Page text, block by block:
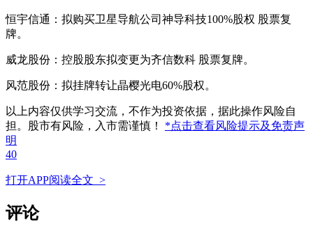
恒宇信通：拟购买卫星导航公司神导科技100%股权 股票复
牌。
威龙股份：控股股东拟变更为齐信数科 股票复牌。
风范股份：拟挂牌转让晶樱光电60%股权。
以上内容仅供学习交流，不作为投资依据，据此操作风险自
担。股市有风险，入市需谨慎！ *点击查看风险提示及免责声
明
40
打开APP阅读全文 >
评论